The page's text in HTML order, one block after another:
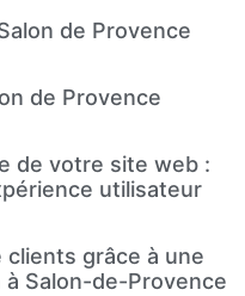
de Provence
de Provence
de votre site web :
utilisateur
grâce à une
Salon-de-Provence